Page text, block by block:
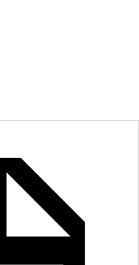
Beleuchtung